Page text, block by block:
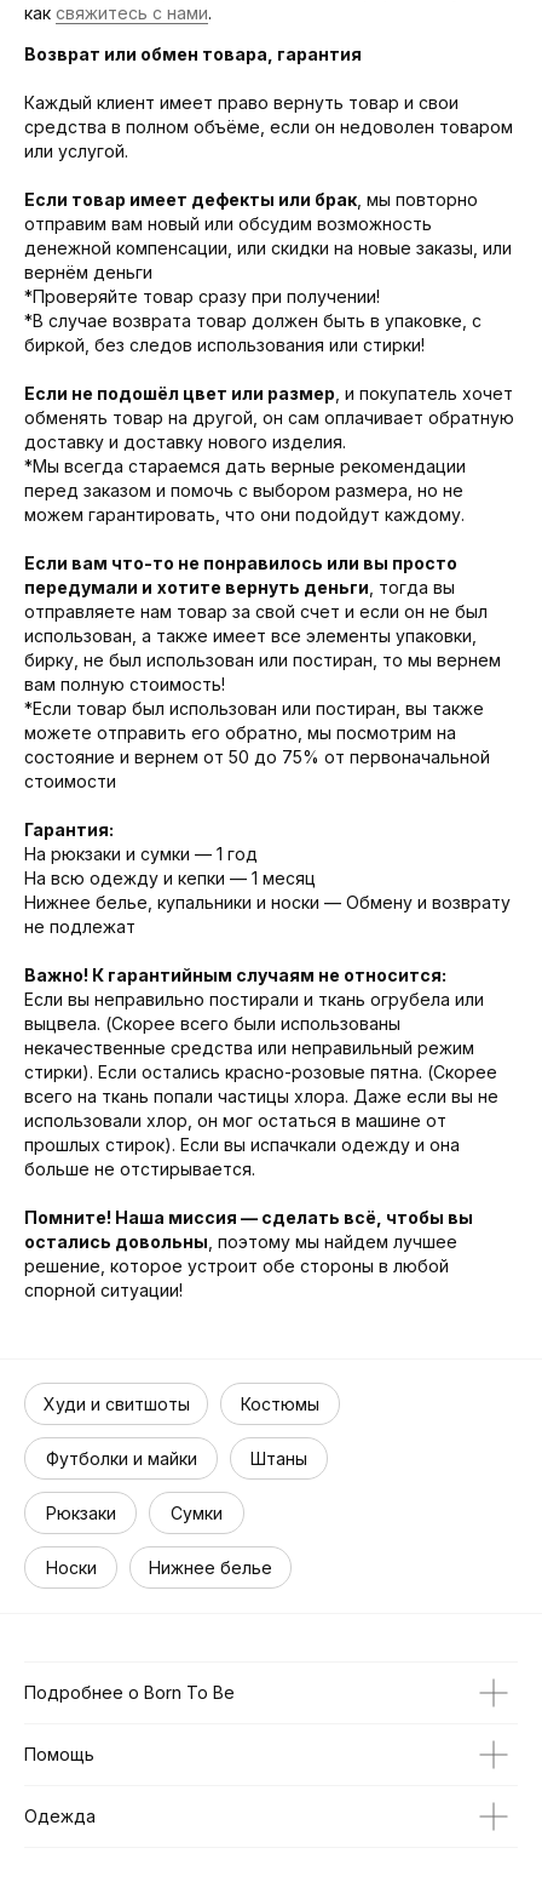
как свяжитесь с нами.
Возврат или обмен товара, гарантия
Каждый клиент имеет право вернуть товар и свои
средства в полном объёме, если он недоволен товаром
или услугой.
Если товар имеет дефекты или брак , мы повторно
отправим вам новый или обсудим возможность
денежной компенсации, или скидки на новые заказы, или
вернём деньги
*Проверяйте товар сразу при получении!
*В случае возврата товар должен быть в упаковке, с
биркой, без следов использования или стирки!
Если не подошёл цвет или размер , и покупатель хочет
обменять товар на другой, он сам оплачивает обратную
доставку и доставку нового изделия.
*Мы всегда стараемся дать верные рекомендации
перед заказом и помочь с выбором размера, но не
можем гарантировать, что они подойдут каждому.
Если вам что-то не понравилось или вы просто
передумали и хотите вернуть деньги , тогда вы
отправляете нам товар за свой счет и если он не был
использован, а также имеет все элементы упаковки,
бирку, не был использован или постиран, то мы вернем
вам полную стоимость!
*Если товар был использован или постиран, вы также
можете отправить его обратно, мы посмотрим на
состояние и вернем от 50 до 75% от первоначальной
стоимости
Гарантия:
На рюкзаки и сумки — 1 год
На всю одежду и кепки — 1 месяц
Нижнее белье, купальники и носки — Обмену и возврату
не подлежат
Важно! К гарантийным случаям не относится:
Если вы неправильно постирали и ткань огрубела или
выцвела. (Скорее всего были использованы
некачественные средства или неправильный режим
стирки). Если остались красно-розовые пятна. (Скорее
всего на ткань попали частицы хлора. Даже если вы не
использовали хлор, он мог остаться в машине от
прошлых стирок). Если вы испачкали одежду и она
больше не отстирывается.
Помните! Наша миссия — сделать всё, чтобы вы
остались довольны , поэтому мы найдем лучшее
решение, которое устроит обе стороны в любой
спорной ситуации!
Худи и свитшоты
Футболки и майки Штаны
Костюмы
Рюкзаки Сумки
Носки Нижнее белье
Подробнее о Born To Be
Помощь
Одежда